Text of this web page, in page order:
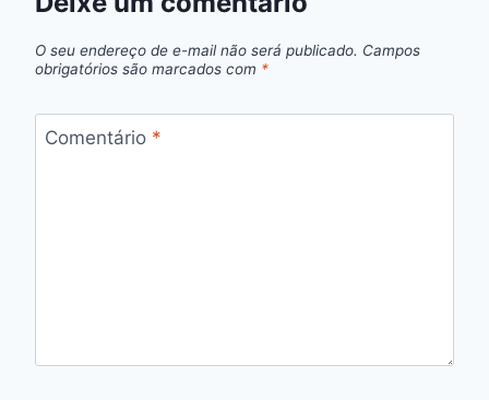
O seu endereço de e-mail não será publicado. Campos
obrigatórios são marcados com *
Comentário *